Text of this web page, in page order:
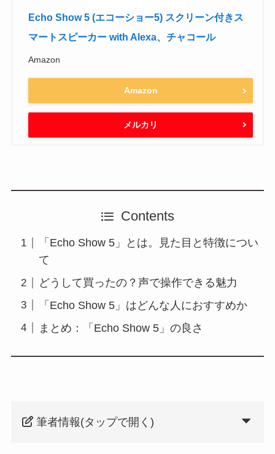
Echo Show 5 (エコーショー5) スクリーン付きス
マートスピーカー with Alexa、チャコール
Amazon
Amazon
メルカリ
Contents
「Echo Show 5」とは。見た目と特徴につい
て
どうして買ったの？声で操作できる魅力
「Echo Show 5」はどんな人におすすめか
まとめ：「Echo Show 5」の良さ
筆者情報(タップで開く)